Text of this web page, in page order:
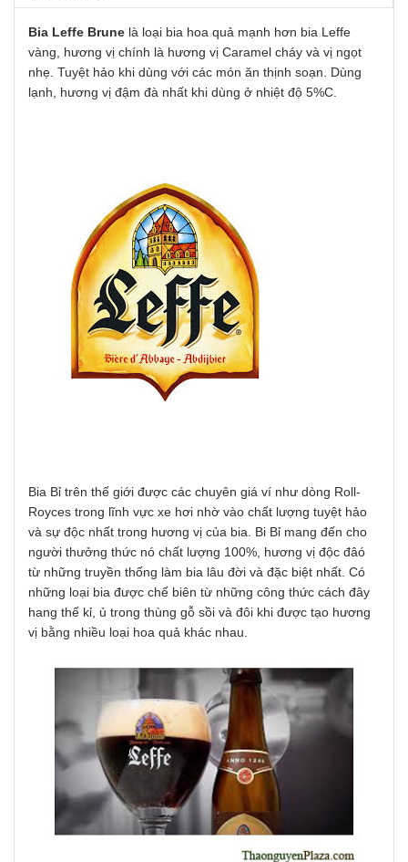
Bia Leffe Brune là loại bia hoa quả mạnh hơn bia Leffe
vàng, hương vị chính là hương vị Caramel cháy và vị ngọt
nhẹ. Tuyệt hảo khi dùng với các món ăn thịnh soạn. Dùng
lạnh, hương vị đậm đà nhất khi dùng ở nhiệt độ 5%C.
Bia Bỉ trên thế giới được các chuyên giá ví như dòng Roll-
Royces trong lĩnh vực xe hơi nhờ vào chất lượng tuyệt hảo
và sự độc nhất trong hương vị của bia. Bi Bỉ mang đến cho
người thưởng thức nó chất lượng 100%, hương vị độc đâó
từ những truyền thống làm bia lâu đời và đặc biệt nhất. Có
những loại bia được chế biên từ những công thức cách đây
hang thế kỉ, ủ trong thùng gỗ sồi và đôi khi được tạo hương
vị bằng nhiều loại hoa quả khác nhau.